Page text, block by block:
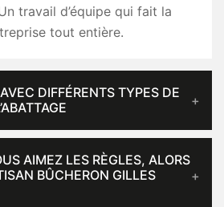
travail d’équipe qui fait la
tout entière.
DIFFÉRENTS TYPES DE
AIMEZ LES RÈGLES, ALORS
BÛCHERON GILLES